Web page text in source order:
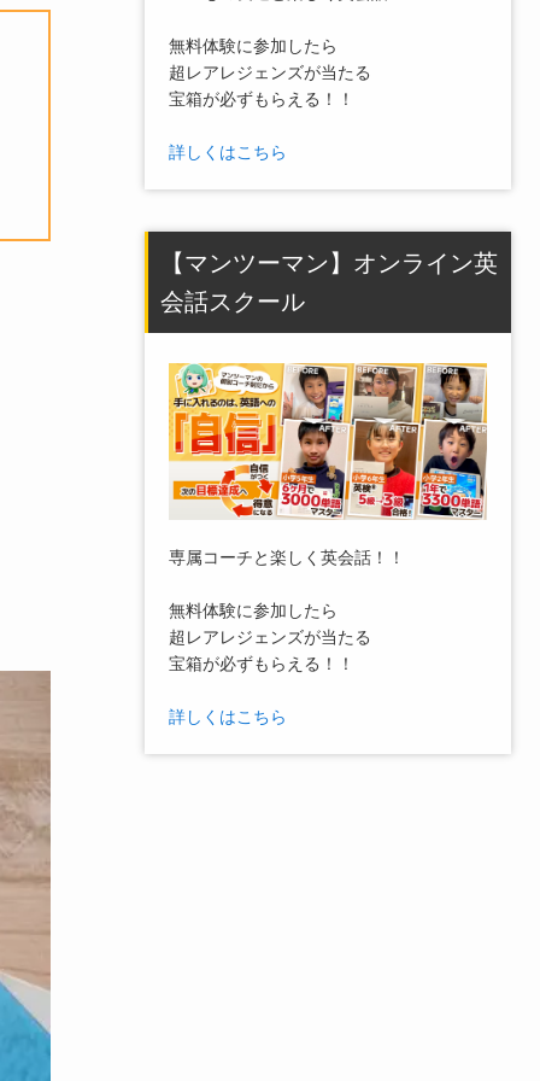
無料体験に参加したら
超レアレジェンズが当たる
宝箱が必ずもらえる！！
詳しくはこちら
【マンツーマン】オンライン英
会話スクール
専属コーチと楽しく英会話！！
無料体験に参加したら
超レアレジェンズが当たる
宝箱が必ずもらえる！！
詳しくはこちら